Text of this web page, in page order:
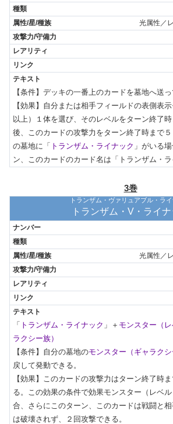
光属性／
【条件】デッキの一番上のカードを墓地へ送っ
【効果】自分または相手フィールドの表側表
以上）１体を選び、そのレベルをターン終了
後、このカードの攻撃力をターン終了時まで
の墓地に「 トランザム・ライナック 」がいる
ン、このカードのカード名は「トランザム・ラ
3巻
トランザム・ヴァリュアブル・ラ
トランザム・V・ライナ
光属性／
「 トランザム・ライナック 」＋ モンスター（
ラクシー族）
【条件】自分の墓地のモンスター（ギャラクシ
戻して発動できる。
【効果】このカードの攻撃力はターン終了時
る。この効果の条件で効果モンスター（レベ
合、さらにこのターン、このカードは戦闘と
は破壊されず、２回攻撃できる。